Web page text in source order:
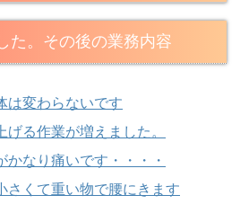
た。その後の業務内容
は変わらないです
る作業が増えました。
かなり痛いです・・・・
さくて重い物で腰にきます